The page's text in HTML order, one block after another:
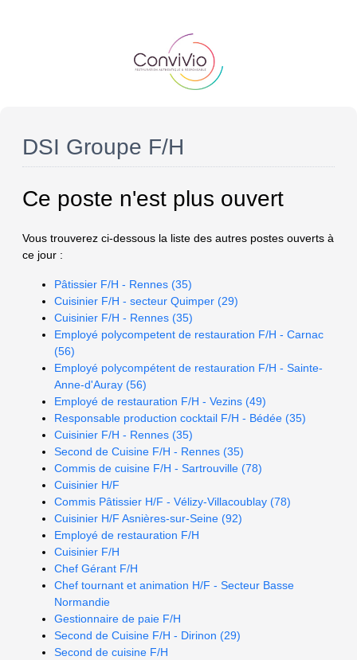
DSI Groupe F/H
Ce poste n'est plus ouvert
Vous trouverez ci-dessous la liste des autres postes ouverts à
ce jour :
Pâtissier F/H - Rennes (35)
Cuisinier F/H - secteur Quimper (29)
Cuisinier F/H - Rennes (35)
Employé polycompetent de restauration F/H - Carnac
(56)
Employé polycompétent de restauration F/H - Sainte-
Anne-d'Auray (56)
Employé de restauration F/H - Vezins (49)
Responsable production cocktail F/H - Bédée (35)
Cuisinier F/H - Rennes (35)
Second de Cuisine F/H - Rennes (35)
Commis de cuisine F/H - Sartrouville (78)
Cuisinier H/F
Commis Pâtissier H/F - Vélizy-Villacoublay (78)
Cuisinier H/F Asnières-sur-Seine (92)
Employé de restauration F/H
Cuisinier F/H
Chef Gérant F/H
Chef tournant et animation H/F - Secteur Basse
Normandie
Gestionnaire de paie F/H
Second de Cuisine F/H - Dirinon (29)
Second de cuisine F/H